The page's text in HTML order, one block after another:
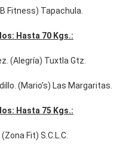
Fitness) Tapachula.
Hasta 70 Kgs.:
(Alegría) Tuxtla Gtz.
(Mario’s) Las Margaritas.
Hasta 75 Kgs.:
Fit) S.C.L.C.